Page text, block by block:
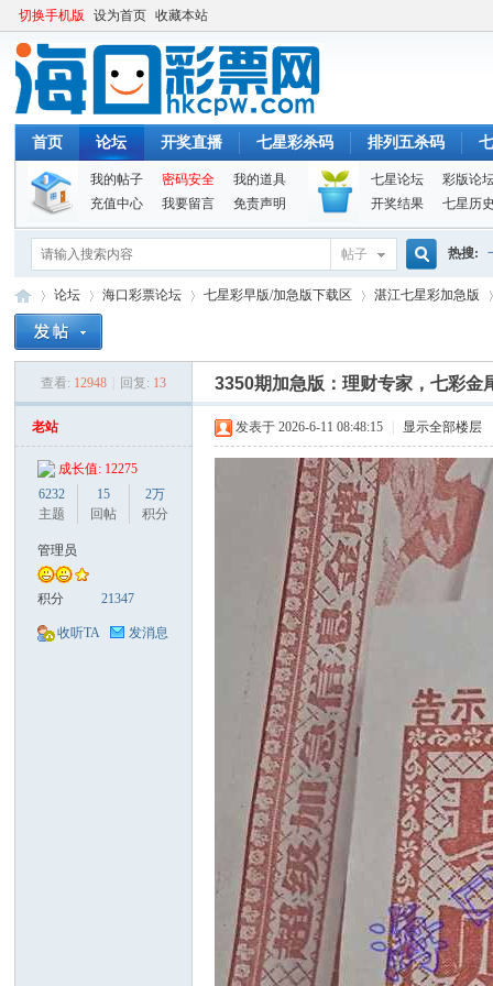
切换手机版 设为首页 收藏本站
首页 论坛 开奖直播 七星彩杀码 排列五杀码
我的帖子 密码安全
我的道具
充值中心
我要留言 免责声明
七星论坛
彩版论
开奖结果
七星历
帖子
搜
索
热搜:
论坛
›
海口彩票论坛 七星彩早版/加急版下载区
›
湛江七星彩加急版
›
查看: 12948 回复: 13 3350期加急版：理财专家，七彩金
老站
成长值: 12275
6232
主题
15
回帖
2万
积分
管理员
积分 21347
收听TA 发消息
发表于 2026-6-11 08:48:15 显示全部楼层